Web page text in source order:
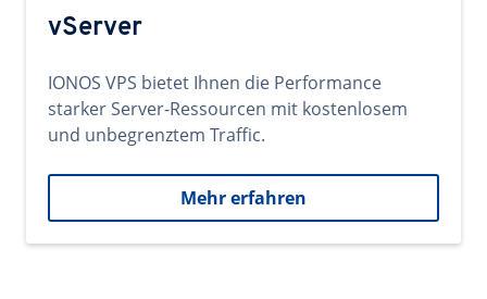
vServer
IONOS VPS bietet Ihnen die Performance
starker Server-Ressourcen mit kostenlosem
und unbegrenztem Traffic.
Mehr erfahren